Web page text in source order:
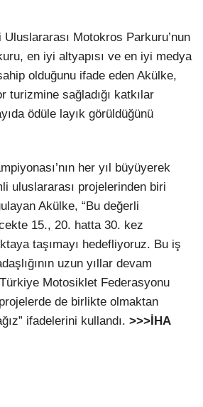
Motokros Parkuru’nun
en iyi altyapısı ve en iyi medya
olduğunu ifade eden Akülke,
turizmine sağladığı katkılar
ödüle layık görüldüğünü
her yıl büyüyerek
uluslararası projelerinden biri
Akülke, “Bu değerli
15., 20. hatta 30. kez
taşımayı hedefliyoruz. Bu iş
uzun yıllar devam
Motosiklet Federasyonu
projelerde de birlikte olmaktan
ifadelerini kullandı. >>>İHA